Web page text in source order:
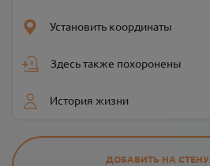
Установить координаты
Здесь также похоронены
История жизни
ДОБАВИТЬ НА СТЕНУ